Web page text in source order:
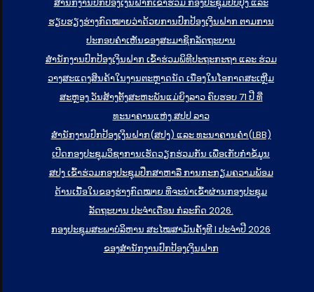
ຮຽບຮຽງຮ່າງກົດໝາຍວ່າດ້ວຍການປົກປ້ອງເງິນຝາກ ຕາມການ
ປະກອບຄຳເຫັນຂອງສະມາຊິກລັດຖະບານ
ສຳນັກງານປົກປ້ອງເງິນຝາກ ເຂົ້າຮ່ວມພິທີປະຖະກະຖາ ແລະ ຮ່ວມ
ວາງສະແດງສິນຄ້າໃນງານຕະຫຼາດນັດ ເນື່ອງໃນໂອກາດສະເຫຼີມ
ສະຫຼອງ ວັນສ້າງຕັ້ງສະຫະພັນແມ່ຍິງລາວ ຄົບຮອບ 71 ປີ ທີ່
ທະນາຄານແຫ່ງ ສປປ ລາວ
ສຳນັກງານປົກປ້ອງເງິນຝາກ(ສປງ) ແລະ ທະນາຄານຄຳ(LBB)
ເປີດກອງປະຊຸມວິຊາການເຮັດວຽກຮ່ວມກັນ ເພື່ອເກັບກຳຂໍ້ມູນ
ສປງ ເຂົ້າຮ່ວມກອງປະຊຸມປຶກສາຫາລື ການກະກຽມຄວາມພ້ອມ
ດ້ານເນື້ອໃນຂອງຮ່າງກົດໝາຍ ທີ່ຈະນໍາເຂົ້າຜ່ານກອງປະຊຸມ
ລັດຖະບານ ປະຈໍາເດືອນ ກໍລະກົດ 2026.
ກອງປະຊຸມສະພາບໍລິຫານ ສະໄໝສາມັນຄັ້ງທີ I ປະຈຳປີ 2026
ຂອງສຳນັກງານປົກປ້ອງເງິນຝາກ